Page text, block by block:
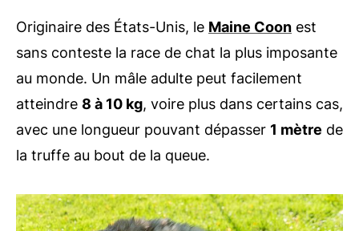
Originaire des États-Unis, le Maine Coon est
sans conteste la race de chat la plus imposante
au monde. Un mâle adulte peut facilement
atteindre 8 à 10 kg, voire plus dans certains cas,
avec une longueur pouvant dépasser 1 mètre de
la truffe au bout de la queue.